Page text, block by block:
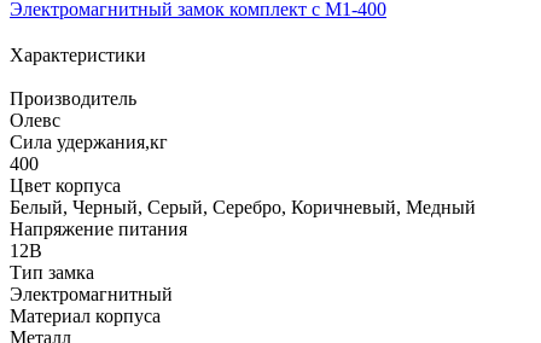
Электромагнитный замок комплект с M1-400
Характеристики
Производитель
Олевс
Сила удержания,кг
400
Цвет корпуса
Белый, Черный, Серый, Серебро, Коричневый, Медный
Напряжение питания
12В
Тип замка
Электромагнитный
Материал корпуса
Металл